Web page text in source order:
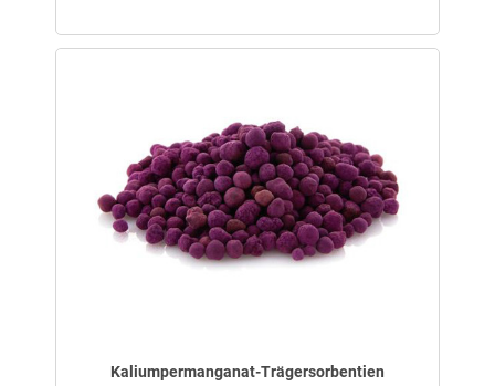
Kaliumpermanganat-Trägersorbentien